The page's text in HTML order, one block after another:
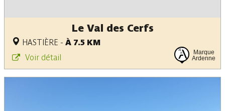
Le Val des Cerfs
HASTIÈRE - À 7.5 KM
Voir détail
Marque
Ardenne